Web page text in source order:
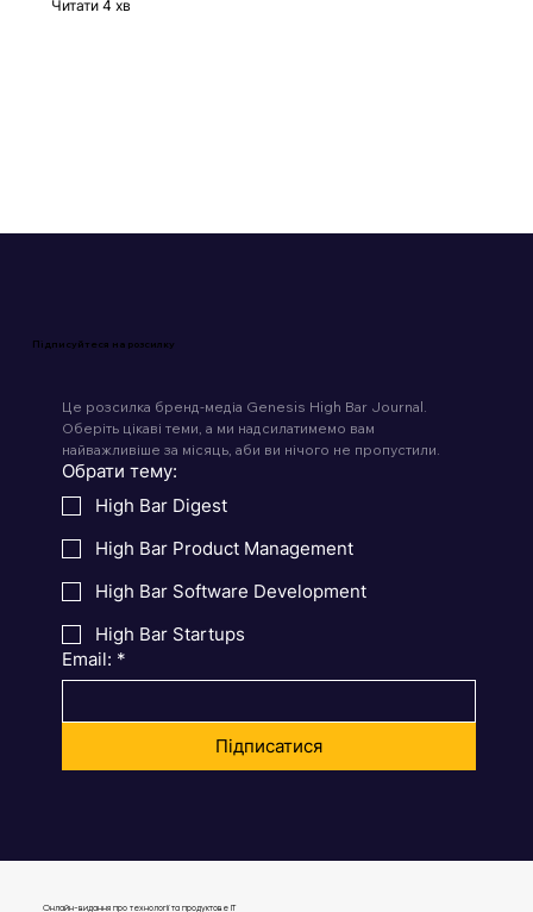
Читати 4 хв
Підписуйтеся на розсилку
Це розсилка бренд-медіа Genesis High Bar Journal.
Оберіть цікаві теми, а ми надсилатимемо вам
найважливіше за місяць, аби ви нічого не пропустили.
Обрати тему:
High Bar Digest
High Bar Product Management
High Bar Software Development
High Bar Startups
Email: *
Підписатися
Онлайн-видання про технології та продуктове IT